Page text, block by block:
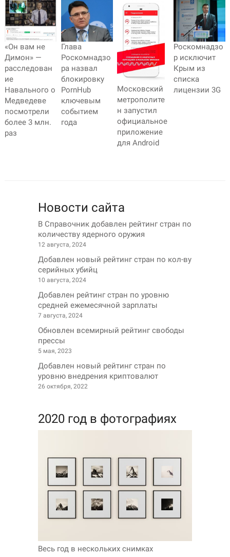
«Он вам не
Димон» —
расследован
ие
Навального о
Медведеве
посмотрели
более 3 млн.
раз
Глава
Роскомнадзо
ра назвал
блокировку
PornHub
ключевым
событием
года
Московский
метрополите
н запустил
официальное
приложение
для Android
Роскомнадзо
р исключит
Крым из
списка
лицензии 3G
Новости сайта
В Справочник добавлен рейтинг стран по
количеству ядерного оружия
12 августа, 2024
Добавлен новый рейтинг стран по кол-ву
серийных убийц
10 августа, 2024
Добавлен рейтинг стран по уровню
средней ежемесячной зарплаты
7 августа, 2024
Обновлен всемирный рейтинг свободы
прессы
5 мая, 2023
Добавлен новый рейтинг стран по
уровню внедрения криптовалют
26 октября, 2022
2020 год в фотографиях
Весь год в нескольких снимках